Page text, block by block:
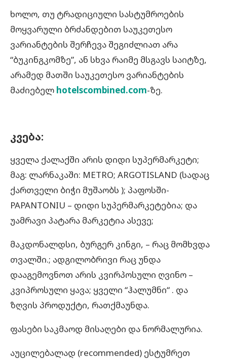
ხოლო, თუ ტრადიციული სასტუმროების
მოყვარული ბრძანდებით საუკეთესო
ვარიანტების შერჩევა შეგიძლიათ არა
“ბუკინგკომზე”, ან სხვა რაიმე მსგავს საიტზე,
არამედ მათში საუკეთესო ვარიანტების
მაძიებელ hotelscombined.com-ზე.
კვება:
ყველა ქალაქში არის დიდი სუპერმარკეტი;
მაგ: ლარნაკაში: METRO; ARGOTISLAND (სადაც
ქართველი ბიჭი მუშაობს ); პაფოსში-
PAPANTONIU – დიდი სუპერმარკეტებია; და
უამრავი პატარა მარკეტია ასევე;
მაკდონალდსი, ბურგერ კინგი, – რაც მომხვდა
თვალში.; ადგილობრივი რაც უნდა
დააგემოვნოთ არის კვირპოსული ღვინო –
კვიპროსული ყავა; ყველი “ჰალუმნი“ . და
ზღვის პროდუქტი, რათქმაუნდა.
ფასები საკმაოდ მისაღები და ნორმალურია.
აუცილებალად (recommended) ესტუმრეთ